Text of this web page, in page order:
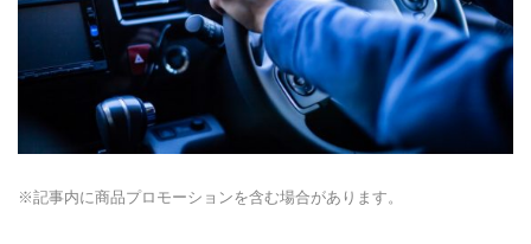
※記事内に商品プロモーションを含む場合があります。